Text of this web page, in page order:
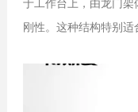
于工作台上，由龙门架
刚性。这种结构特别适